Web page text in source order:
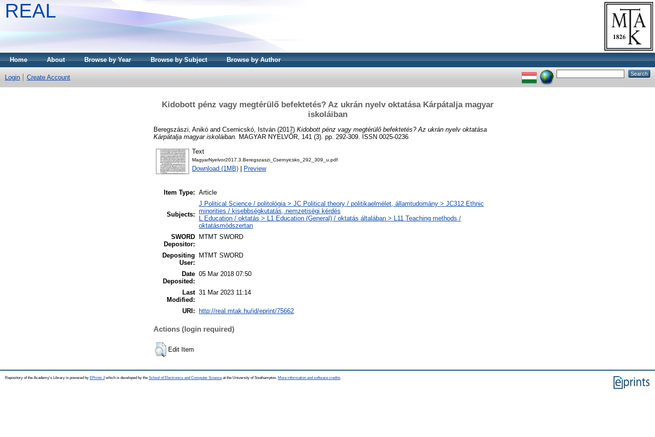
REAL
Home About Browse by Year Browse by Subject Browse by Author
Login Create Account
Kidobott pénz vagy megtérülő befektetés? Az ukrán nyelv oktatása Kárpátalja magyar
iskoláiban
Beregszászi, Anikó and Csernicskó, István (2017) Kidobott pénz vagy megtérülő befektetés? Az ukrán nyelv oktatása
Kárpátalja magyar iskoláiban. MAGYAR NYELVŐR, 141 (3). pp. 292-309. ISSN 0025-0236
Text
MagyarNyelvor2017.3.Beregszaszi_Csernyicsko_292_309_u.pdf
Download (1MB) Preview
Item Type: Article
Subjects:
J Political Science / politológia > JC Political theory / politikaelmélet, államtudomány > JC312 Ethnic
minorities / kisebbségkutatás, nemzetiségi kérdés
L Education / oktatás > L1 Education (General) / oktatás általában > L11 Teaching methods /
oktatásmódszertan
SWORD
Depositor:
MTMT SWORD
Depositing
User:
MTMT SWORD
Date
Deposited:
05 Mar 2018 07:50
Last
Modified:
31 Mar 2023 11:14
URI: http://real.mtak.hu/id/eprint/75662
Actions (login required)
Edit Item
Repository of the Academy's Library is powered by EPrints 3which is developed by the School of Electronics and Computer Science at the University of Southampton. More information and software credits